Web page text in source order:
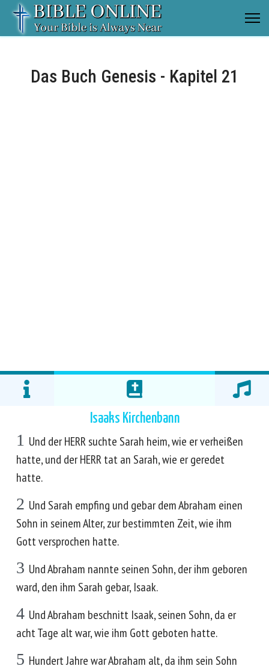
Das Buch Genesis - Kapitel 21
Isaaks Kirchenbann
1 Und der HERR suchte Sarah heim, wie er verheißen
hatte, und der HERR tat an Sarah, wie er geredet
hatte.
2 Und Sarah empfing und gebar dem Abraham einen
Sohn in seinem Alter, zur bestimmten Zeit, wie ihm
Gott versprochen hatte.
3 Und Abraham nannte seinen Sohn, der ihm geboren
ward, den ihm Sarah gebar, Isaak.
4 Und Abraham beschnitt Isaak, seinen Sohn, da er
acht Tage alt war, wie ihm Gott geboten hatte.
5 Hundert Jahre war Abraham alt, da ihm sein Sohn